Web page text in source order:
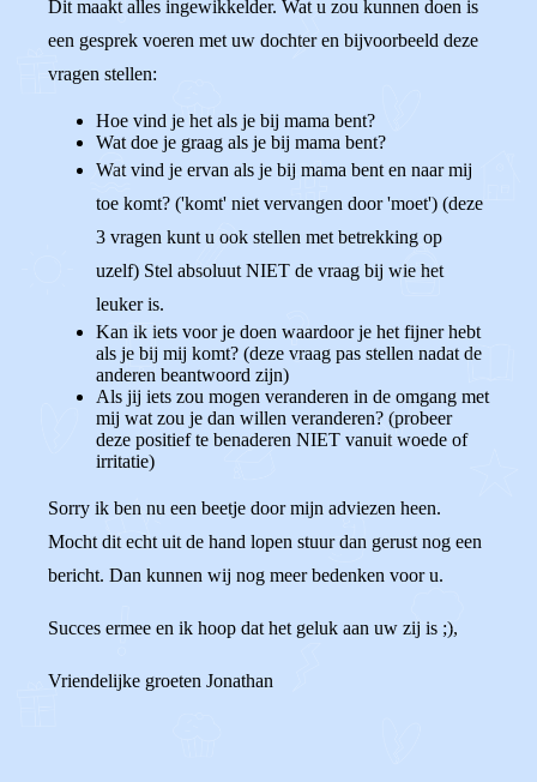
Dit maakt alles ingewikkelder. Wat u zou kunnen doen is
een gesprek voeren met uw dochter en bijvoorbeeld deze
vragen stellen:
Hoe vind je het als je bij mama bent?
Wat doe je graag als je bij mama bent?
Wat vind je ervan als je bij mama bent en naar mij
toe komt? ('komt' niet vervangen door 'moet') (deze
3 vragen kunt u ook stellen met betrekking op
uzelf) Stel absoluut NIET de vraag bij wie het
leuker is.
Kan ik iets voor je doen waardoor je het fijner hebt
als je bij mij komt? (deze vraag pas stellen nadat de
anderen beantwoord zijn)
Als jij iets zou mogen veranderen in de omgang met
mij wat zou je dan willen veranderen? (probeer
deze positief te benaderen NIET vanuit woede of
irritatie)
Sorry ik ben nu een beetje door mijn adviezen heen.
Mocht dit echt uit de hand lopen stuur dan gerust nog een
bericht. Dan kunnen wij nog meer bedenken voor u.
Succes ermee en ik hoop dat het geluk aan uw zij is ;),
Vriendelijke groeten Jonathan